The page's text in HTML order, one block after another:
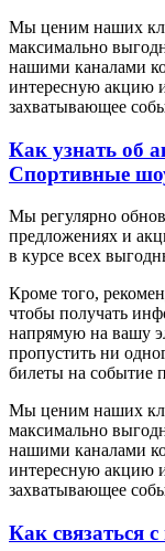
Мы ценим наших
максимально
нашими каналами
интересную акцию
захватывающее
Как узнать об
Спортивные
Мы регулярно
предложениях и
в курсе всех
Кроме того,
чтобы получать
напрямую на вашу
пропустить ни
билеты на событие
Мы ценим наших
максимально
нашими каналами
интересную акцию
захватывающее
Как связаться